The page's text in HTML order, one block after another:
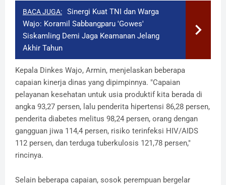
BACA JUGA:
Sinergi Kuat TNI dan Warga
Wajo: Koramil Sabbangparu 'Gowes'
Siskamling Demi Jaga Keamanan Jelang
Akhir Tahun
Kepala Dinkes Wajo, Armin, menjelaskan beberapa
capaian kinerja dinas yang dipimpinnya. "Capaian
pelayanan kesehatan untuk usia produktif kita berada di
angka 93,27 persen, lalu penderita hipertensi 86,28 persen,
penderita diabetes melitus 98,24 persen, orang dengan
gangguan jiwa 114,4 persen, risiko terinfeksi HIV/AIDS
112 persen, dan terduga tuberkulosis 121,78 persen,"
rincinya.
Selain beberapa capaian, sosok perempuan bergelar